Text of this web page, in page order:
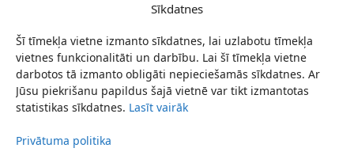
Sīkdatnes
Šī tīmekļa vietne izmanto sīkdatnes, lai uzlabotu tīmekļa
vietnes funkcionalitāti un darbību. Lai šī tīmekļa vietne
darbotos tā izmanto obligāti nepieciešamās sīkdatnes. Ar
Jūsu piekrišanu papildus šajā vietnē var tikt izmantotas
statistikas sīkdatnes. Lasīt vairāk
Privātuma politika
Ziņo par problēmu
Pieteikties jaunumiem
Piekļūstamības paziņojums